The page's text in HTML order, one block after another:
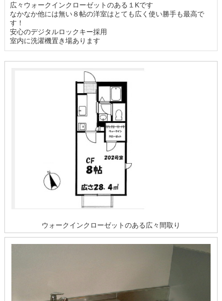
広々ウォークインクローゼットのある１Kです
なかなか他には無い８帖の洋室はとても広く使い勝手も最高で
す！
安心のデジタルロックキー採用
室内に洗濯機置き場あります
ウォークインクローゼットのある広々間取り